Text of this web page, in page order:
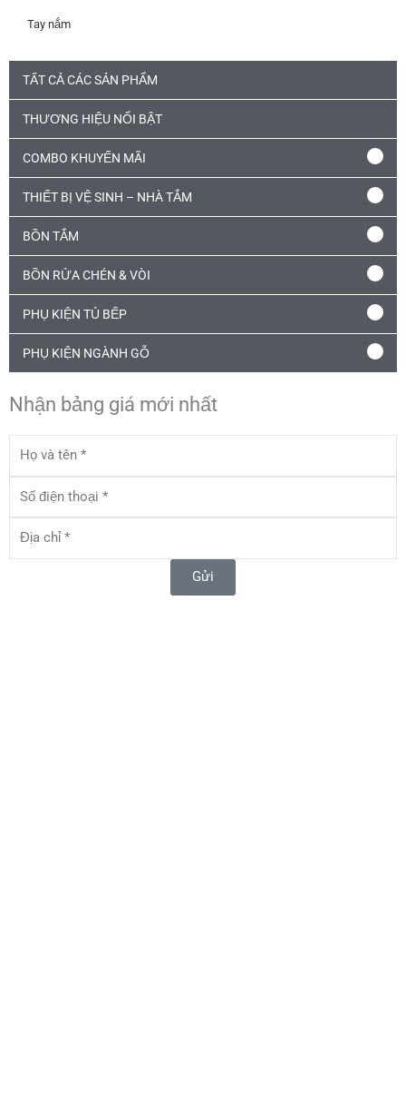
Tay nắm
TẤT CẢ CÁC SẢN PHẨM
THƯƠNG HIỆU NỔI BẬT
COMBO KHUYẾN MÃI
THIẾT BỊ VỆ SINH – NHÀ TẮM
BỒN TẮM
BỒN RỬA CHÉN & VÒI
PHỤ KIỆN TỦ BẾP
PHỤ KIỆN NGÀNH GỖ
Nhận bảng giá mới nhất
và
điện
chỉ
Gửi